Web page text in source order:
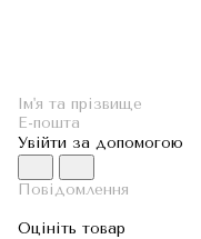
Увійти за допомогою
Оцініть товар